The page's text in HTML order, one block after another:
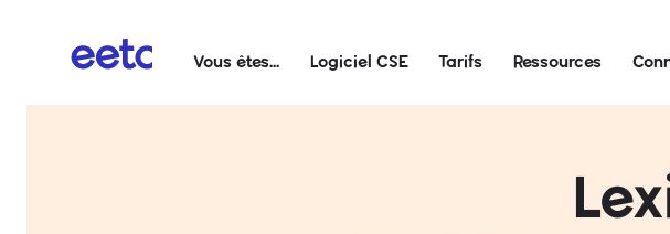
Vous êtes... Logiciel CSE Tarifs Ressources